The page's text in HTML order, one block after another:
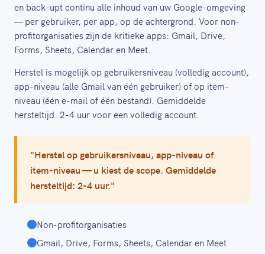
en back-upt continu alle inhoud van uw Google-omgeving
— per gebruiker, per app, op de achtergrond. Voor non-
profitorganisaties zijn de kritieke apps: Gmail, Drive,
Forms, Sheets, Calendar en Meet.
Herstel is mogelijk op gebruikersniveau (volledig account),
app-niveau (alle Gmail van één gebruiker) of op item-
niveau (één e-mail of één bestand). Gemiddelde
hersteltijd: 2-4 uur voor een volledig account.
"Herstel op gebruikersniveau, app-niveau of
item-niveau — u kiest de scope. Gemiddelde
hersteltijd: 2-4 uur."
Non-profitorganisaties
Gmail, Drive, Forms, Sheets, Calendar en Meet